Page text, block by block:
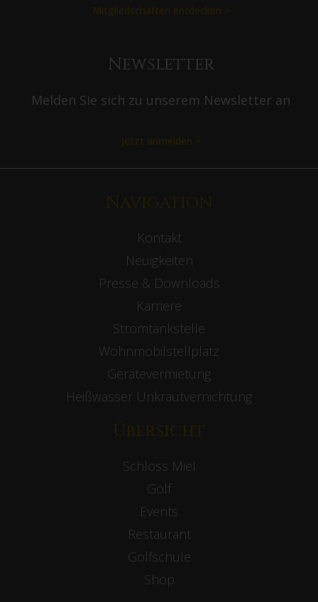
Mitgliedschaften entdecken >
Newsletter
Melden Sie sich zu unserem Newsletter an
Jetzt anmelden >
Navigation
Kontakt
Neuigkeiten
Presse & Downloads
Karriere
Stromtankstelle
Wohnmobilstellplatz
Gerätevermietung
Heißwasser Unkrautvernichtung
Übersicht
Schloss Miel
Golf
Events
Restaurant
Golfschule
Shop